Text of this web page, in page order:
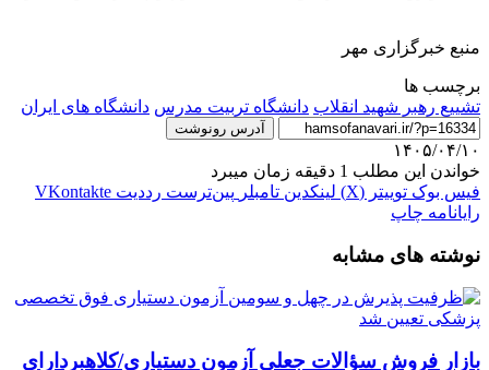
منبع خبرگزاری مهر
برچسب ها
تشییع رهبر شهید انقلاب دانشگاه تربیت مدرس دانشگاه های ایران
آدرس رونوشت
۱۴۰۵/۰۴/۱۰
خواندن این مطلب 1 دقیقه زمان میبرد
فیس بوک توییتر (X) لینکدین ‫تامبلر ‫پین‌ترست ‫رددیت ‫VKontakte
رایانامه چاپ
نوشته های مشابه
بازار فروش سؤالات جعلی آزمون دستیاری/کلاهبردارای